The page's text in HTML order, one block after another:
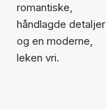
romantiske,
håndlagde detaljer
og en moderne,
leken vri.